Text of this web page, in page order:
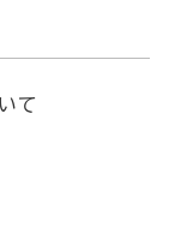
いて